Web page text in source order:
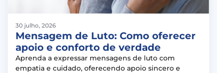
30 julho, 2026
Mensagem de Luto: Como oferecer
apoio e conforto de verdade
Aprenda a expressar mensagens de luto com
empatia e cuidado, oferecendo apoio sincero e